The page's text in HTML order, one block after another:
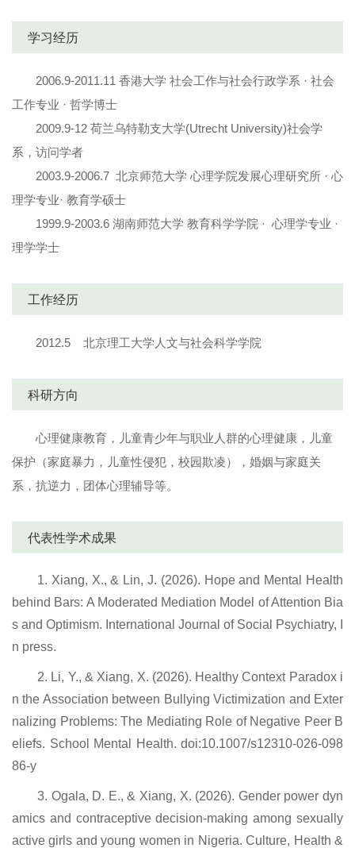
学习经历
2006.9-2011.11 香港大学 社会工作与社会行政学系 · 社会
工作专业 · 哲学博士
2009.9-12 荷兰乌特勒支大学(Utrecht University)社会学
系，访问学者
2003.9-2006.7 北京师范大学 心理学院发展心理研究所 · 心
理学专业· 教育学硕士
1999.9-2003.6 湖南师范大学 教育科学学院 · 心理学专业 ·
理学学士
工作经历
2012.5 北京理工大学人文与社会科学学院
科研方向
心理健康教育，儿童青少年与职业人群的心理健康，儿童
保护（家庭暴力，儿童性侵犯，校园欺凌），婚姻与家庭关
系，抗逆力，团体心理辅导等。
代表性学术成果
1. Xiang, X., & Lin, J. (2026). Hope and Mental Health
behind Bars: A Moderated Mediation Model of Attention Bia
s and Optimism. International Journal of Social Psychiatry, I
n press.
2. Li, Y., & Xiang, X. (2026). Healthy Context Paradox i
n the Association between Bullying Victimization and Exter
nalizing Problems: The Mediating Role of Negative Peer B
eliefs. School Mental Health. doi:10.1007/s12310-026-098
86-y
3. Ogala, D. E., & Xiang, X. (2026). Gender power dyn
amics and contraceptive decision-making among sexually
active girls and young women in Nigeria. Culture, Health &